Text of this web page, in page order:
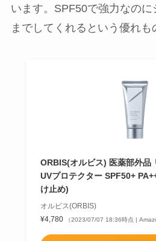
います。SPF50で強力なの
までしてくれるという優れも
ORBIS(オルビス) 医薬部外品
UVプロテクター SPF50+
け止め)
オルビス(ORBIS)
¥4,780
（2023/07/07 18:36時点 |